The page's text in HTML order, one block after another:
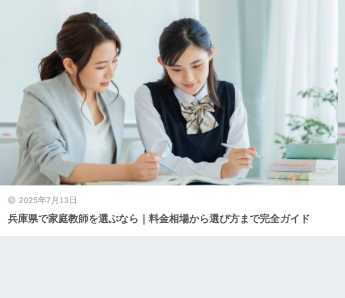
2025年7月13日
兵庫県で家庭教師を選ぶなら｜料金相場から選び方まで完全ガイド